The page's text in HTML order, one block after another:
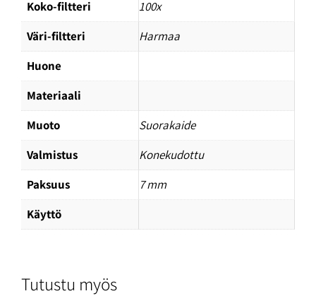
Koko-filtteri
100x
Väri-filtteri
Harmaa
Huone
Materiaali
Muoto
Suorakaide
Valmistus
Konekudottu
Paksuus
7 mm
Käyttö
Tutustu myös